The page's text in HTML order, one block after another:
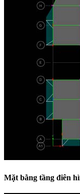
Mặt bằng tầng điên